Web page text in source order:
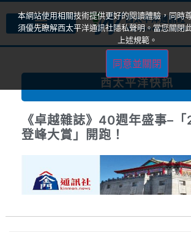
西太平洋快訊
《卓越雜誌》40週年盛事–
登峰大賞」開跑！
本網站使用相關技術提供更好的閱讀體驗，同時
須優先瞭解西太平洋通訊社隱私聲明。當您關閉
上述規範。
同意並關閉